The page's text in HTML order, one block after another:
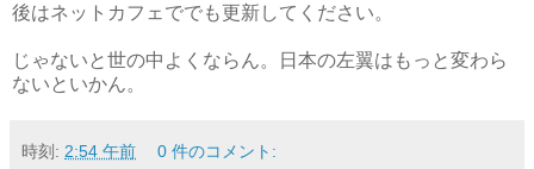
後はネットカフェででも更新してください。
じゃないと世の中よくならん。日本の左翼はもっと変わら
ないといかん。
時刻: 2:54 午前 0 件のコメント: